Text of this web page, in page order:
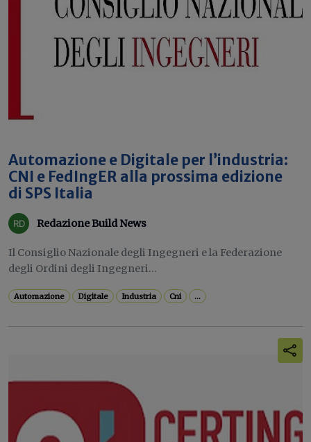
Automazione e Digitale per l’industria:
CNI e FedIngER alla prossima edizione
di SPS Italia
Redazione Build News
Il Consiglio Nazionale degli Ingegneri e la Federazione
degli Ordini degli Ingegneri...
Automazione Digitale Industria Cni ...